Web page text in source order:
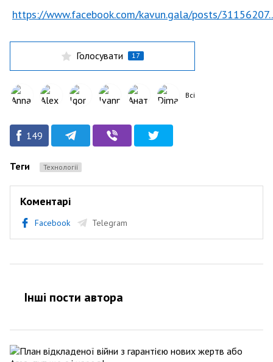
https://www.facebook.com/kavun.gala/posts/
Голосувати 17
Всі
149
Теги Технології
Коментарі
Facebook Telegram
Інші пости автора